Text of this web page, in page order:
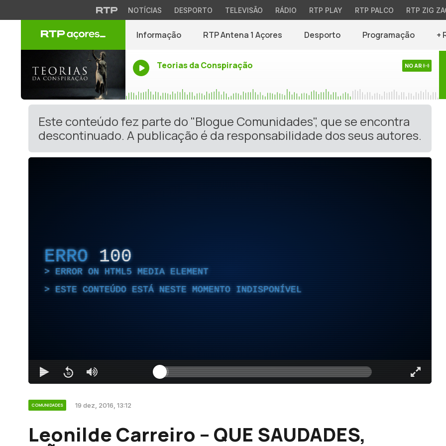
NOTÍCIAS DESPORTO TELEVISÃO RÁDIO RTP PLAY RTP PALCO RTP ZIG
Informação RTP Antena 1 Açores Desporto Programação +
Teorias da Conspiração NO AR
Este conteúdo fez parte do "Blogue Comunidades", que se encontra
descontinuado. A publicação é da responsabilidade dos seus autores.
ERRO 100
ERROR ON HTML5 MEDIA ELEMENT
ESTE CONTEÚDO ESTÁ NESTE MOMENTO INDISPONÍVEL
COMUNIDADES 19 dez, 2016, 13:12
Leonilde Carreiro – QUE SAUDADES,